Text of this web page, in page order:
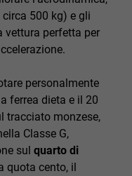
500 kg) e gli
vettura perfetta per
personalmente
ferrea dieta e il 20
tracciato monzese,
Classe G,
sul quarto di
quota cento, il